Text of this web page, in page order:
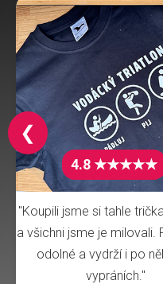
4.8 ★★★★★
"Koupili jsme si tahle
a všichni jsme je milovali.
odolné a vydrží i po
vypráních."
❮